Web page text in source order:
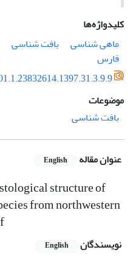
کلیدواژه‌ها
ماهی شناسی
بافت شناسی
فارس
موضوعات
بافت شناسی
عنوان مقاله English
structure of
from northwestern
نویسندگان English